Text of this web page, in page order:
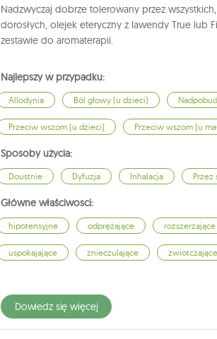
Nadzwyczaj dobrze tolerowany przez
dorosłych, olejek eteryczny z lawendy True lub
zestawie do aromaterapii.
Najlepszy w przypadku:
Allodynia Ból głowy (u dzieci)
Przeciw wszom (u dzieci) Przeciw wszom (u
Sposoby użycia:
Doustnie Dyfuzja Inhalacja Przez
Główne właściwosci:
hipotensyjne odprężające
uspokajające znieczulające
dowiedz się więcej